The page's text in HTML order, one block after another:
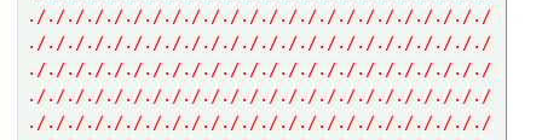
././././././././././././././././././././././././
././././././././././././././././././././././././
././././././././././././././././././././././././
././././././././././././././././././././././././
././././././././././././././././././././././././